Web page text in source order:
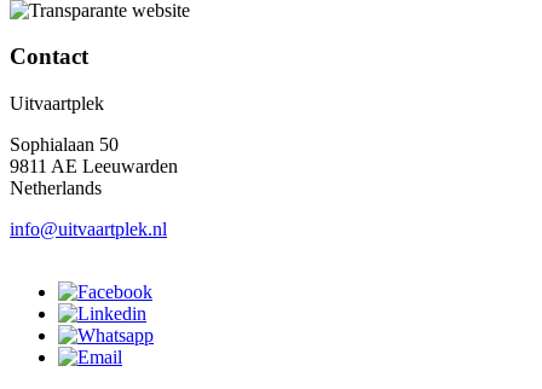
Contact
Uitvaartplek
Sophialaan 50
9811 AE Leeuwarden
Netherlands
info@uitvaartplek.nl